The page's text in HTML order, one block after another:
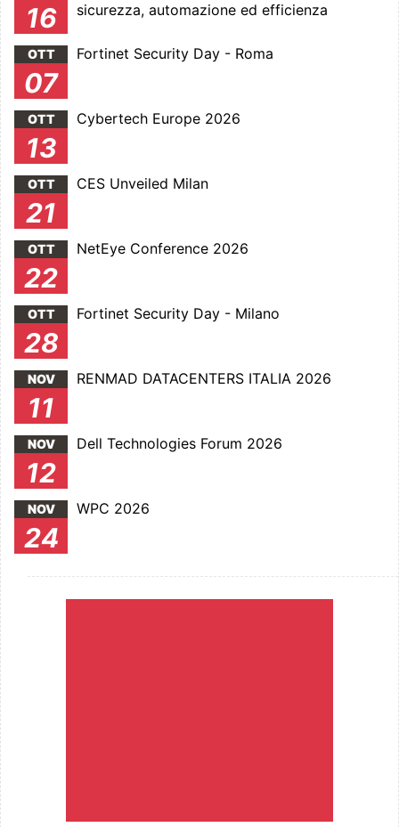
16
sicurezza, automazione ed efficienza
OTT
07
Fortinet Security Day - Roma
OTT
13
Cybertech Europe 2026
OTT
21
CES Unveiled Milan
OTT
22
NetEye Conference 2026
OTT
28
Fortinet Security Day - Milano
NOV
11
RENMAD DATACENTERS ITALIA 2026
NOV
12
Dell Technologies Forum 2026
NOV
24
WPC 2026